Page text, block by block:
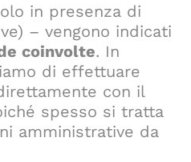
in presenza di
– vengono indicati
coinvolte. In
di effettuare
con il
spesso si tratta
amministrative da